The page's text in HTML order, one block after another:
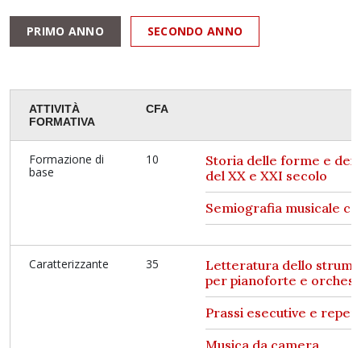
PRIMO ANNO SECONDO ANNO
ATTIVITÀ
FORMATIVA
CFA
Formazione di
base
10
Storia delle forme e dei
del XX e XXI secolo
Semiografia musicale
Caratterizzante 35
Letteratura dello
per pianoforte e
Prassi esecutive e
Musica da camera